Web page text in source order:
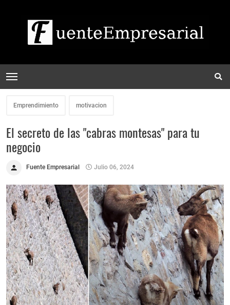
Emprendimiento motivacion
El secreto de las "cabras montesas" para tu
negocio
Fuente Empresarial Julio 06, 2024